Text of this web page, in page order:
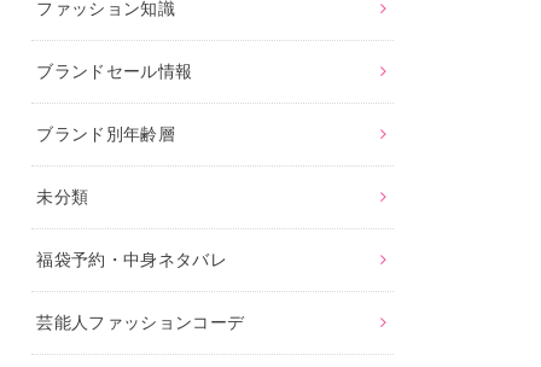
ファッション知識
ブランドセール情報
ブランド別年齢層
未分類
福袋予約・中身ネタバレ
芸能人ファッションコーデ